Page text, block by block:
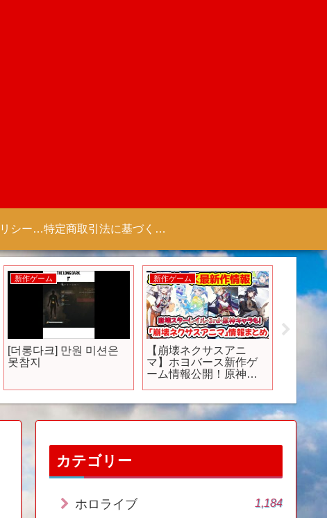
プライバシーポリシー 【Colorful Creation】 特定商取引法に基づく表記（商取引に関する開示）
新作ゲーム
[더롱다크] 만원 미션은
못참지
新作ゲーム
【崩壊ネクサスアニ
マ】ホヨバース新作ゲ
ーム情報公開！原神、
スは来年6～7月頃か？#
崩壊ネクサスアニマ #ネ
リンク・テスト
カテゴリー
ホロライブ 1,184